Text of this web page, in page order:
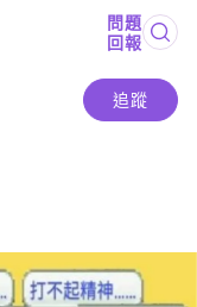
問題
回報
追蹤